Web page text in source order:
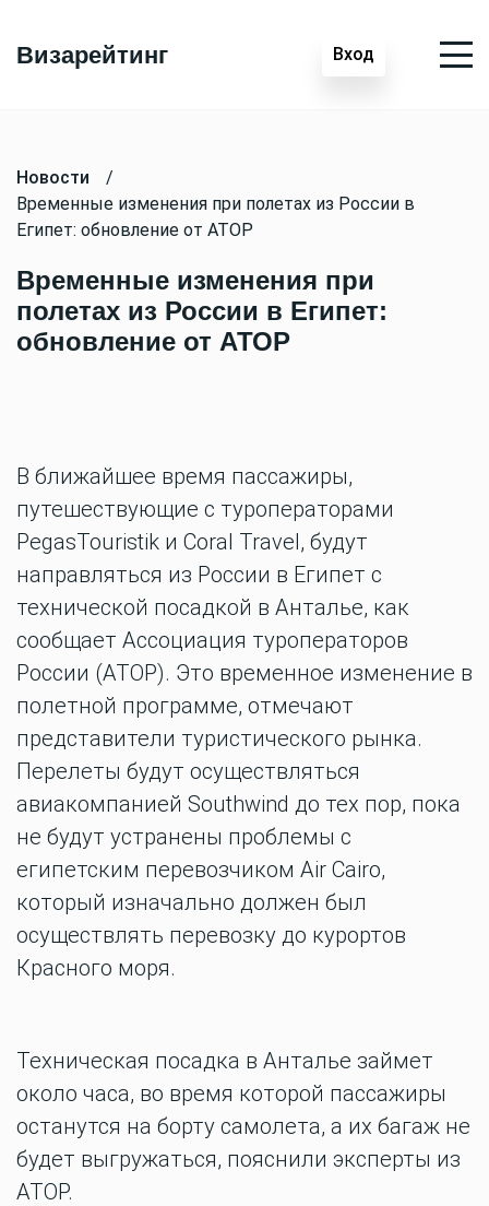
Визарейтинг Вход
Новости
/
Временные изменения при полетах из России в
Египет: обновление от АТОР
Временные изменения при
полетах из России в Египет:
обновление от АТОР
В ближайшее время пассажиры,
путешествующие с туроператорами
PegasTouristik и Coral Travel, будут
направляться из России в Египет с
технической посадкой в Анталье, как
сообщает Ассоциация туроператоров
России (АТОР). Это временное изменение в
полетной программе, отмечают
представители туристического рынка.
Перелеты будут осуществляться
авиакомпанией Southwind до тех пор, пока
не будут устранены проблемы с
египетским перевозчиком Air Cairo,
который изначально должен был
осуществлять перевозку до курортов
Красного моря.
Техническая посадка в Анталье займет
около часа, во время которой пассажиры
останутся на борту самолета, а их багаж не
будет выгружаться, пояснили эксперты из
АТОР.